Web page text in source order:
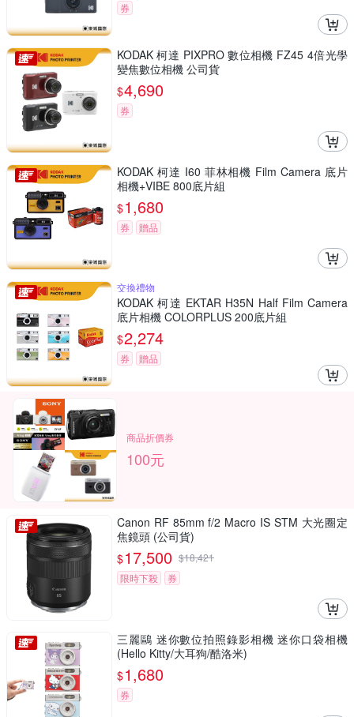
券
KODAK 柯達 PIXPRO 數位相機 FZ45 4倍光學
變焦數位相機 公司貨
$4,690
券
KODAK 柯達 I60 菲林相機 Film Camera 底片
相機+VIBE 800底片組
$1,680
券 贈品
交換禮物
KODAK 柯達 EKTAR H35N Half Film Camera
底片相機 COLORPLUS 200底片組
$2,274
券 贈品
商品折價券
100元
Canon RF 85mm f/2 Macro IS STM 大光圈定
焦鏡頭 (公司貨)
$17,500 $18,421
限時下殺
券
三麗鷗 迷你數位拍照錄影相機 迷你口袋相機
(Hello Kitty/大耳狗/酷洛米)
$1,680
券